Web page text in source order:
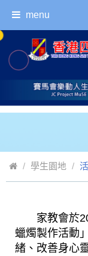
menu
學生園地
家教會於
蠟燭製作活動
緒、改善身心